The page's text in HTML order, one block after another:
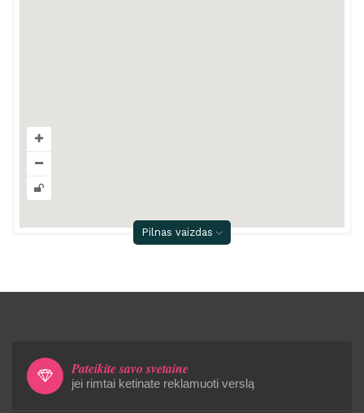
Pilnas vaizdas
Pateikite savo svetainę
jei rimtai ketinate reklamuoti verslą